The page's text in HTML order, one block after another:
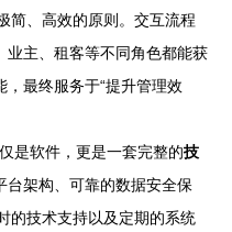
简、高效的原则。交互流程
业主、租客等不同角色都能获
最终服务于“提升管理效
是软件，更是一套完整的技
台架构、可靠的数据安全保
的技术支持以及定期的系统